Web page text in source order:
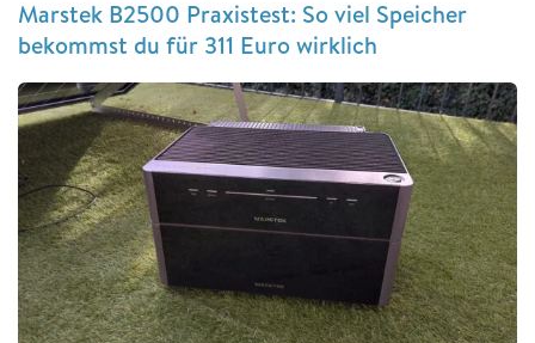
Marstek B2500 Praxistest: So viel Speicher
bekommst du für 311 Euro wirklich